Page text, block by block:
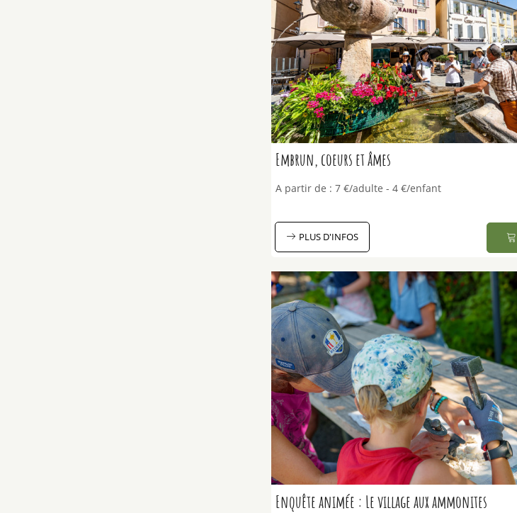
Embrun, coeurs et âmes
A partir de : 7 €/adulte 4 €/enfant
PLUS D'INFOS
Enquête animée : Le village aux ammonites